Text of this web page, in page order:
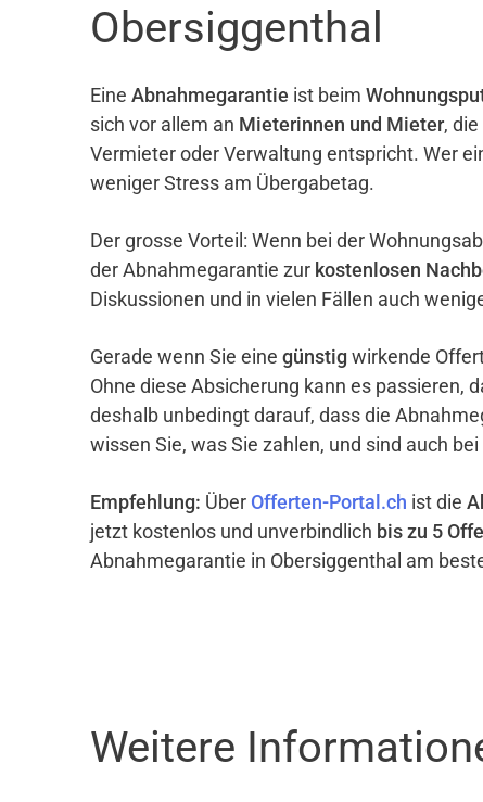
Obersiggenthal
Eine Abnahmegarantie ist beim
sich vor allem an Mieterinnen und Mieter,
Vermieter oder Verwaltung entspricht. Wer
weniger Stress am Übergabetag.
Der grosse Vorteil: Wenn bei der
der Abnahmegarantie zur kostenlosen
Diskussionen und in vielen Fällen auch
Gerade wenn Sie eine günstig wirkende
Ohne diese Absicherung kann es passieren,
deshalb unbedingt darauf, dass die
wissen Sie, was Sie zahlen, und sind auch
Empfehlung: Über Offerten-Portal.ch ist die
jetzt kostenlos und unverbindlich bis zu 5
Abnahmegarantie in Obersiggenthal am
Weitere